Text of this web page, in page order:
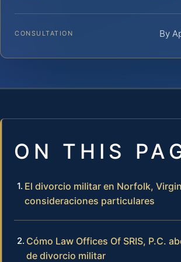
CONSULTATION By
ON THIS
El divorcio militar en Norfolk,
consideraciones particulares
Cómo Law Offices Of SRIS, P.C.
de divorcio militar